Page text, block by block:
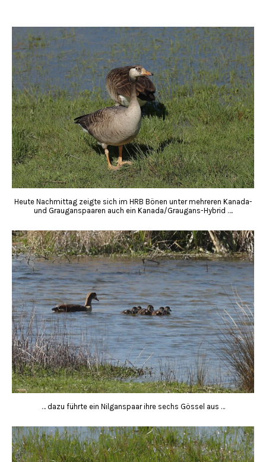
Heute Nachmittag zeigte sich im HRB Bönen unter mehreren Kanada-
und Grauganspaaren auch ein Kanada/Graugans-Hybrid ….
… dazu führte ein Nilganspaar ihre sechs Gössel aus …